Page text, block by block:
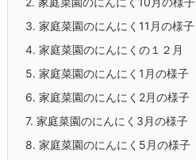
3. 家庭菜園のにんにく11月の様子
4. 家庭菜園のにんにくの１２月
5. 家庭菜園のにんにく1月の様子
6. 家庭菜園のにんにく2月の様子
7. 家庭菜園のにんにく3月の様子
8. 家庭菜園のにんにく5月の様子